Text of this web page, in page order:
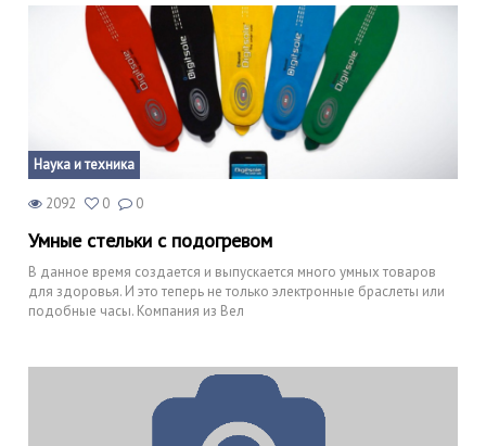
Наука и техника
2092 0 0
Умные стельки с подогревом
В данное время создается и выпускается много умных товаров
для здоровья. И это теперь не только электронные браслеты или
подобные часы. Компания из Вел